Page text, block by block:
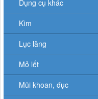
Dụng cụ khác
Kìm
Lục lăng
Mỏ lết
Mũi khoan, đục